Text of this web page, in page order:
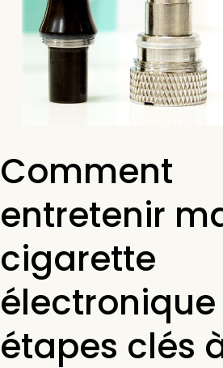
Comment
entretenir
cigarette
électronique
étapes clés